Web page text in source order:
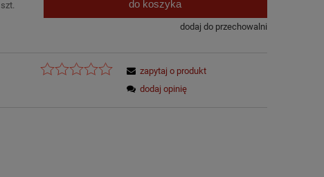
szt. do koszyka
dodaj do przechowalni
zapytaj o produkt
dodaj opinię